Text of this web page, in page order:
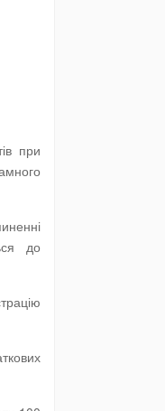
при
до